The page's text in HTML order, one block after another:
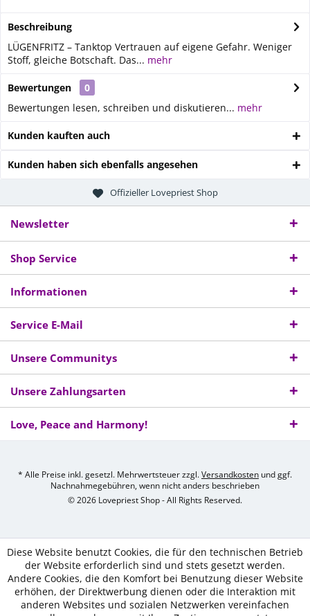
Beschreibung
LÜGENFRITZ – Tanktop Vertrauen auf eigene Gefahr. Weniger
Stoff, gleiche Botschaft. Das... mehr
Bewertungen
0
Bewertungen lesen, schreiben und diskutieren... mehr
Kunden kauften auch
Kunden haben sich ebenfalls angesehen
Offizieller Lovepriest Shop
Newsletter
Shop Service
Informationen
Service E-Mail
Unsere Communitys
Unsere Zahlungsarten
Love, Peace and Harmony!
* Alle Preise inkl. gesetzl. Mehrwertsteuer zzgl.Versandkosten und ggf.
Nachnahmegebühren, wenn nicht anders beschrieben
© 2026 Lovepriest Shop - All Rights Reserved.
Diese Website benutzt Cookies, die für den technischen Betrieb
der Website erforderlich sind und stets gesetzt werden.
Andere Cookies, die den Komfort bei Benutzung dieser Website
erhöhen, der Direktwerbung dienen oder die Interaktion mit
anderen Websites und sozialen Netzwerken vereinfachen